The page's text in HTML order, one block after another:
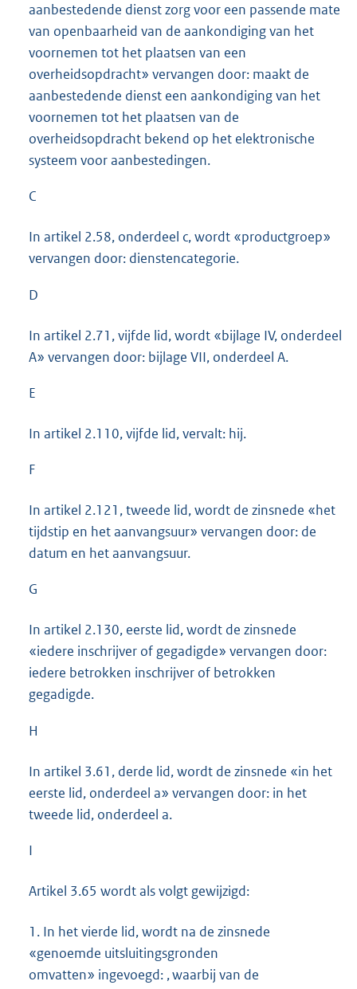
aanbestedende dienst zorg voor een passende mate
van openbaarheid van de aankondiging van het
voornemen tot het plaatsen van een
overheidsopdracht» vervangen door: maakt de
aanbestedende dienst een aankondiging van het
voornemen tot het plaatsen van de
overheidsopdracht bekend op het elektronische
systeem voor aanbestedingen.
C
In artikel 2.58, onderdeel c, wordt «productgroep»
vervangen door: dienstencategorie.
D
In artikel 2.71, vijfde lid, wordt «bijlage IV, onderdeel
A» vervangen door: bijlage VII, onderdeel A.
E
In artikel 2.110, vijfde lid, vervalt: hij.
F
In artikel 2.121, tweede lid, wordt de zinsnede «het
tijdstip en het aanvangsuur» vervangen door: de
datum en het aanvangsuur.
G
In artikel 2.130, eerste lid, wordt de zinsnede
«iedere inschrijver of gegadigde» vervangen door:
iedere betrokken inschrijver of betrokken
gegadigde.
H
In artikel 3.61, derde lid, wordt de zinsnede «in het
eerste lid, onderdeel a» vervangen door: in het
tweede lid, onderdeel a.
I
Artikel 3.65 wordt als volgt gewijzigd:
1. In het vierde lid, wordt na de zinsnede
«genoemde uitsluitingsgronden
omvatten» ingevoegd: , waarbij van de